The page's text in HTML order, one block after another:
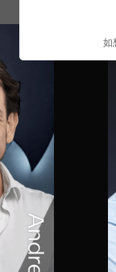
如